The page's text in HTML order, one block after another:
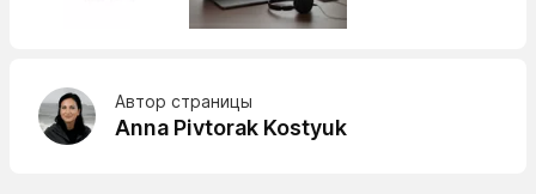
Автор страницы
Anna Pivtorak Kostyuk